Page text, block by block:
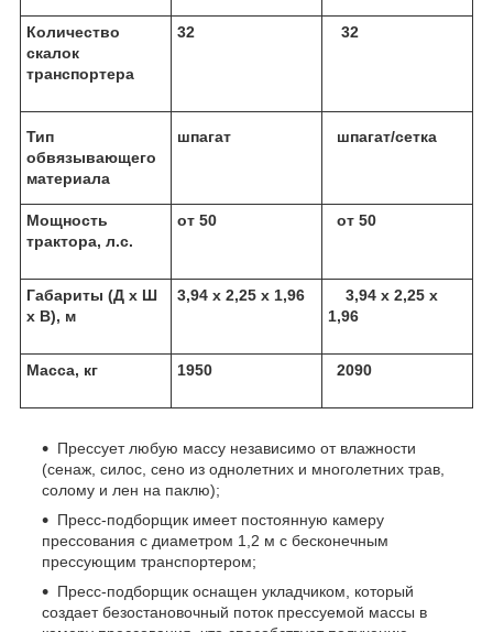
Количество
скалок
транспортера
32 32
Тип
обвязывающего
материала
шпагат шпагат/сетка
Мощность
трактора, л.с.
от 50 от 50
Габариты (Д х Ш
х В), м
3,94 х 2,25 х 1,96
3,94 х 2,25 х
1,96
Масса, кг 1950 2090
Прессует любую массу независимо от влажности
(сенаж, силос, сено из однолетних и многолетних трав,
солому и лен на паклю);
Пресс-подборщик имеет постоянную камеру
прессования с диаметром 1,2 м с бесконечным
прессующим транспортером;
Пресс-подборщик оснащен укладчиком, который
создает безостановочный поток прессуемой массы в